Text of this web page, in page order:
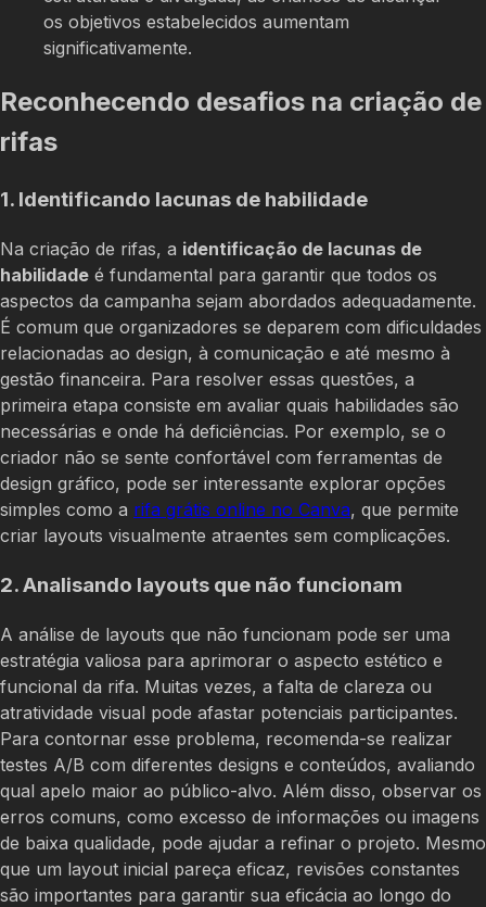
os objetivos estabelecidos aumentam
significativamente.
Reconhecendo desafios na criação de
rifas
1. Identificando lacunas de habilidade
Na criação de rifas, a identificação de lacunas de
habilidade é fundamental para garantir que todos os
aspectos da campanha sejam abordados adequadamente.
É comum que organizadores se deparem com dificuldades
relacionadas ao design, à comunicação e até mesmo à
gestão financeira. Para resolver essas questões, a
primeira etapa consiste em avaliar quais habilidades são
necessárias e onde há deficiências. Por exemplo, se o
criador não se sente confortável com ferramentas de
design gráfico, pode ser interessante explorar opções
simples como a rifa grátis online no Canva, que permite
criar layouts visualmente atraentes sem complicações.
2. Analisando layouts que não funcionam
A análise de layouts que não funcionam pode ser uma
estratégia valiosa para aprimorar o aspecto estético e
funcional da rifa. Muitas vezes, a falta de clareza ou
atratividade visual pode afastar potenciais participantes.
Para contornar esse problema, recomenda-se realizar
testes A/B com diferentes designs e conteúdos, avaliando
qual apelo maior ao público-alvo. Além disso, observar os
erros comuns, como excesso de informações ou imagens
de baixa qualidade, pode ajudar a refinar o projeto. Mesmo
que um layout inicial pareça eficaz, revisões constantes
são importantes para garantir sua eficácia ao longo do